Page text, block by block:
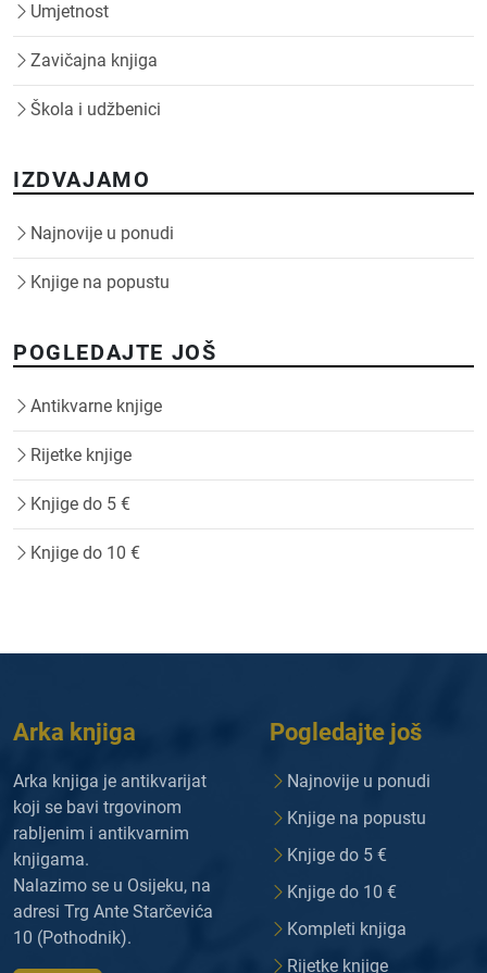
Umjetnost
Zavičajna knjiga
Škola i udžbenici
IZDVAJAMO
Najnovije u ponudi
Knjige na popustu
POGLEDAJTE JOŠ
Antikvarne knjige
Rijetke knjige
Knjige do 5 €
Knjige do 10 €
Arka knjiga
Arka knjiga je antikvarijat
koji se bavi trgovinom
rabljenim i antikvarnim
knjigama.
Nalazimo se u Osijeku, na
adresi Trg Ante Starčevića
10 (Pothodnik).
Pogledajte još
Najnovije u ponudi
Knjige na popustu
Knjige do 5 €
Knjige do 10 €
Kompleti knjiga
Rijetke knjige